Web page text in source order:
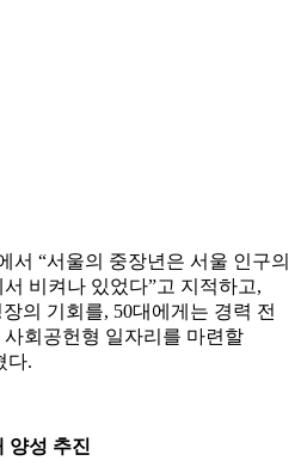
서 “서울의 중장년은 서울 인구의
비켜나 있었다”고 지적하고,
의 기회를, 50대에게는 경력 전
회공헌형 일자리를 마련할
다.
양성 추진